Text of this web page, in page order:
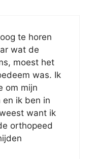
te horen
wat de
moest het
was. Ik
om mijn
en ik ben in
want ik
orthopeed